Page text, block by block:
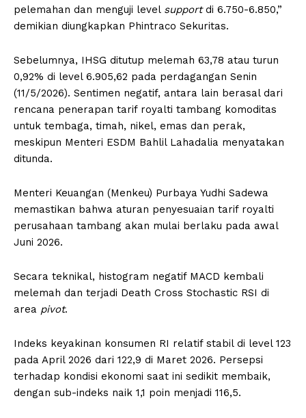
pelemahan dan menguji level supportdi 6.750-6.850,”
demikian diungkapkan Phintraco Sekuritas.
Sebelumnya, IHSG ditutup melemah 63,78 atau turun
0,92% di level 6.905,62 pada perdagangan Senin
(11/5/2026). Sentimen negatif, antara lain berasal dari
rencana penerapan tarif royalti tambang komoditas
untuk tembaga, timah, nikel, emas dan perak,
meskipun Menteri ESDM Bahlil Lahadalia menyatakan
ditunda.
Menteri Keuangan (Menkeu) Purbaya Yudhi Sadewa
memastikan bahwa aturan penyesuaian tarif royalti
perusahaan tambang akan mulai berlaku pada awal
Juni 2026.
Secara teknikal, histogram negatif MACD kembali
melemah dan terjadi Death Cross Stochastic RSI di
area pivot.
Indeks keyakinan konsumen RI relatif stabil di level 123
pada April 2026 dari 122,9 di Maret 2026. Persepsi
terhadap kondisi ekonomi saat ini sedikit membaik,
dengan sub-indeks naik 1,1 poin menjadi 116,5.